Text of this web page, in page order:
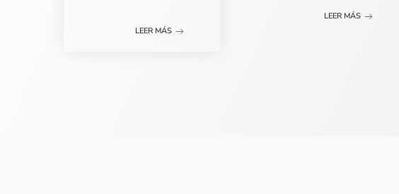
LEER MÁS
LEER MÁS